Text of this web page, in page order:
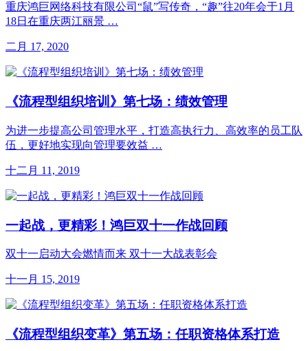
重庆鸿巨网络科技有限公司“鼠”写传奇，“趣”往20年会于1月
18日在重庆两江丽景 …
二月 17, 2020
《流程型组织培训》第七场：绩效管理
为进一步提高公司管理水平，打造高执行力、高效率的员工队
伍，更好地实现向管理要效益 …
十二月 11, 2019
一起战，更精彩！鸿巨双十一作战回顾
双十一启动大会燃情而来 双十一大战表彰会
十一月 15, 2019
《流程型组织变革》第五场：任职资格体系打造